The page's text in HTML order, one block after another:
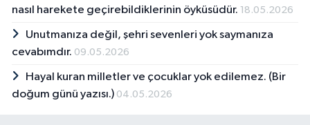
nasıl harekete geçirebildiklerinin öyküsüdür. 18.05.2026
Unutmanıza değil, şehri sevenleri yok saymanıza
cevabımdır. 09.05.2026
Hayal kuran milletler ve çocuklar yok edilemez. (Bir
doğum günü yazısı.) 04.05.2026